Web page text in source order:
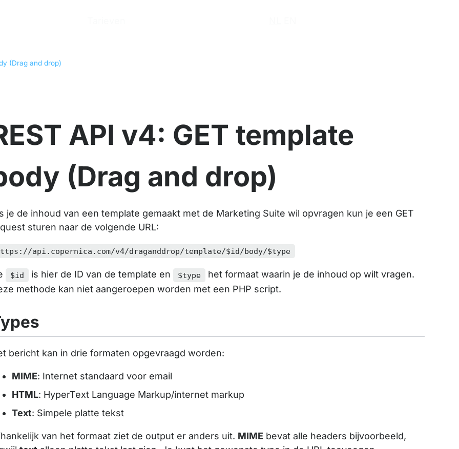
(Drag and drop)
API v4: GET template
(Drag and drop)
je de inhoud van een template gemaakt met de Marketing Suite wil opvragen kun je een GET
sturen naar de volgende URL:
api.copernica.com/v4/draganddrop/template/$id/body/$type
$id is hier de ID van de template en $type
het formaat waarin je de inhoud op wilt vragen.
methode kan niet aangeroepen worden met een PHP script.
bericht kan in drie formaten opgevraagd worden:
MIME: Internet standaard voor email
HTML: HyperText Language Markup/internet markup
Text: Simpele platte tekst
van het formaat ziet de output er anders uit. MIME bevat alle headers bijvoorbeeld,